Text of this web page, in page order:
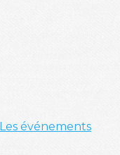
événements